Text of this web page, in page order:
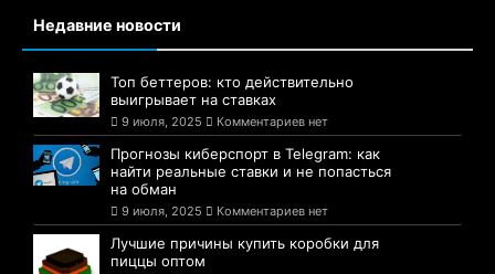
Недавние новости
Топ беттеров: кто действительно
выигрывает на ставках
9 июля, 2025 Комментариев нет
Прогнозы киберспорт в Telegram: как
найти реальные ставки и не попасться
на обман
9 июля, 2025 Комментариев нет
Лучшие причины купить коробки для
пиццы оптом